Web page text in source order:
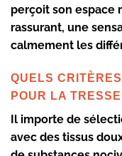
perçoit son espace
rassurant, une
calmement les
QUELS
POUR LA
Il importe de
avec des tissus